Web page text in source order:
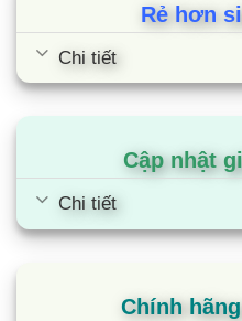
Rẻ hơn
Chi tiết
Cập nhật
Chi tiết
Chính